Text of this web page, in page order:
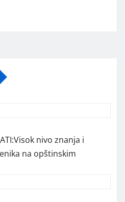
nivo znanja i
na opštinskim